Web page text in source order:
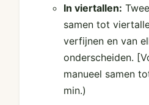
In viertallen:
samen tot
verfijnen en van
onderscheiden.
manueel samen
min.)